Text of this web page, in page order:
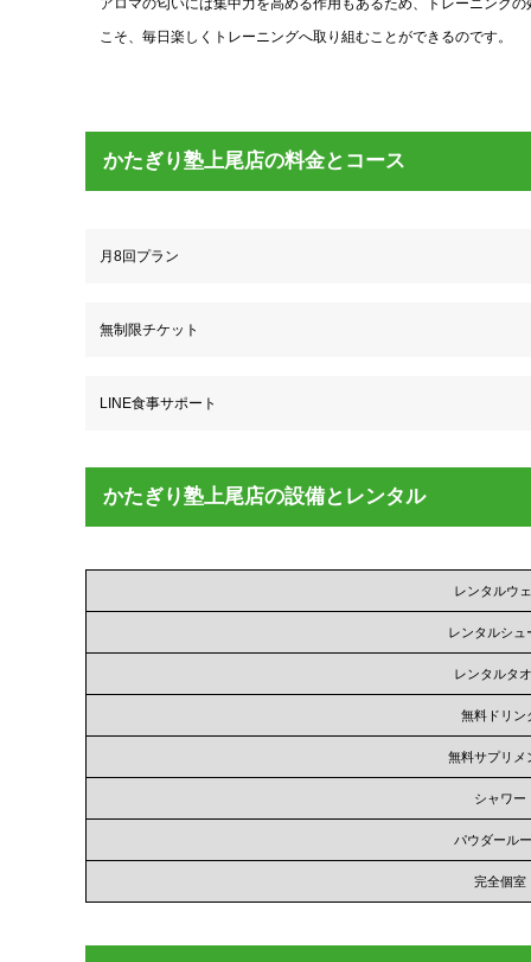
アロマの匂いには集中力を高める作用もあるため、トレーニング
こそ、毎日楽しくトレーニングへ取り組むことができるのです。
かたぎり塾上尾店の料金とコース
月8回プラン
無制限チケット
LINE食事サポート
かたぎり塾上尾店の設備とレンタル
レンタルウ
レンタルシュ
レンタルタ
無料ドリン
無料サプリメ
シャワー
パウダール
完全個室